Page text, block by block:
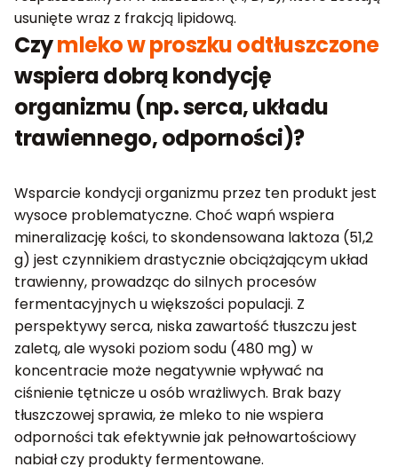
usunięte wraz z frakcją lipidową.
Czymleko w proszku odtłuszczone
wspiera dobrą kondycję
organizmu (np. serca, układu
trawiennego, odporności)?
Wsparcie kondycji organizmu przez ten produkt jest
wysoce problematyczne. Choć wapń wspiera
mineralizację kości, to skondensowana laktoza (51,2
g) jest czynnikiem drastycznie obciążającym układ
trawienny, prowadząc do silnych procesów
fermentacyjnych u większości populacji. Z
perspektywy serca, niska zawartość tłuszczu jest
zaletą, ale wysoki poziom sodu (480 mg) w
koncentracie może negatywnie wpływać na
ciśnienie tętnicze u osób wrażliwych. Brak bazy
tłuszczowej sprawia, że mleko to nie wspiera
odporności tak efektywnie jak pełnowartościowy
nabiał czy produkty fermentowane.